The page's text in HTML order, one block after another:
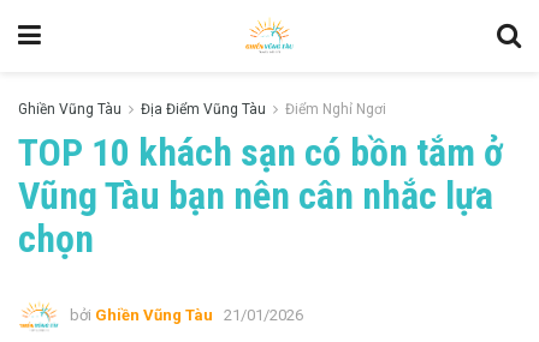
Ghiền Vũng Tàu Địa Điểm Vũng Tàu Điểm Nghỉ Ngơi
TOP 10 khách sạn có bồn tắm ở
Vũng Tàu bạn nên cân nhắc lựa
chọn
bởi Ghiền Vũng Tàu 21/01/2026